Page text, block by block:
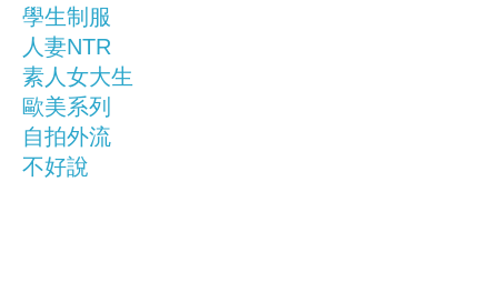
學生制服
人妻NTR
素人女大生
歐美系列
自拍外流
不好說